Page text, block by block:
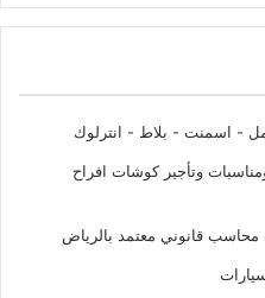
- اسمنت - بلاط - انترلوك
وتأجير كوشات افراح
قانوني معتمد بالرياض